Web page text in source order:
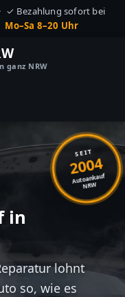
✓ Bezahlung sofort bei
Mo–Sa 8–20 Uhr
ganz NRW
SEIT
2004
Autoankauf
NRW
in
lohnt
so, wie es